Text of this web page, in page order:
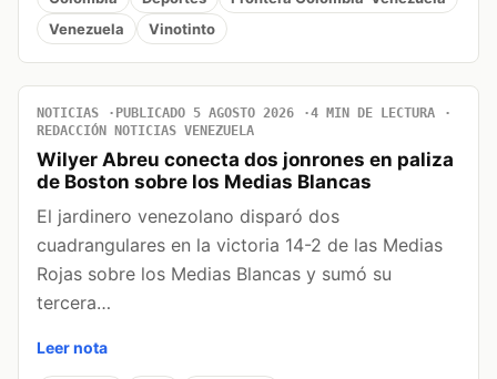
Venezuela
Vinotinto
NOTICIAS PUBLICADO 5 AGOSTO 2026
4 MIN DE LECTURA
REDACCIÓN NOTICIAS VENEZUELA
Wilyer Abreu conecta dos jonrones en paliza
de Boston sobre los Medias Blancas
El jardinero venezolano disparó dos
cuadrangulares en la victoria 14-2 de las Medias
Rojas sobre los Medias Blancas y sumó su
tercera…
Leer nota